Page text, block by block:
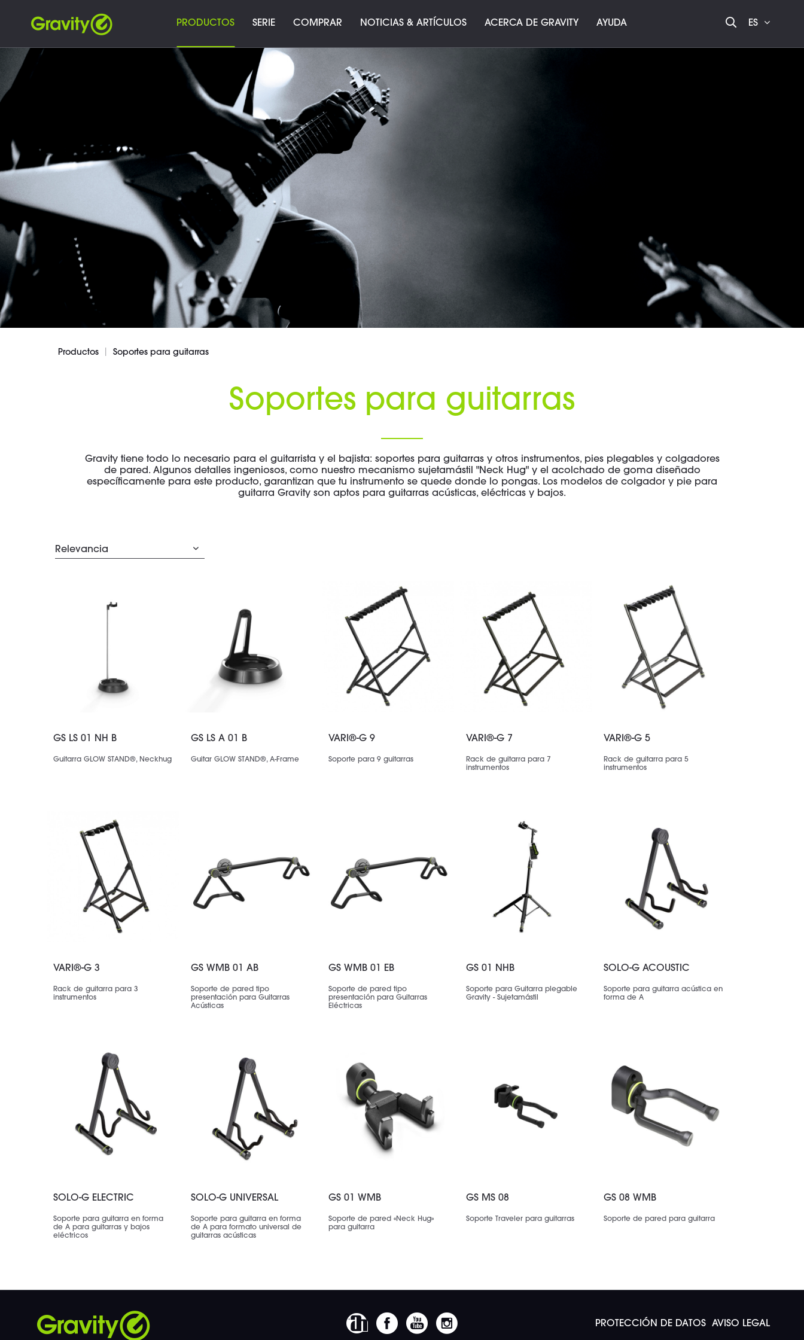
PRODUCTOS SERIE COMPRAR NOTICIAS & ARTÍCULOS ACERCA DE GRAVITY AYUDA ES
Productos Soportes para guitarras
Soportes para guitarras
Gravity tiene todo lo necesario para el guitarrista y el bajista: soportes para guitarras y otros instrumentos, pies plegables y colgadores
de pared. Algunos detalles ingeniosos, como nuestro mecanismo sujetamástil "Neck Hug" y el acolchado de goma diseñado
específicamente para este producto, garantizan que tu instrumento se quede donde lo pongas. Los modelos de colgador y pie para
guitarra Gravity son aptos para guitarras acústicas, eléctricas y bajos.
GS LS 01 NH B
Guitarra GLOW STAND®, Neckhug
GS LS A 01 B
Guitar GLOW STAND®, A-Frame
VARI®-G 9
Soporte para 9 guitarras
VARI®-G 7
Rack de guitarra para 7
instrumentos
VARI®-G 5
Rack de guitarra para 5
instrumentos
VARI®-G 3
Rack de guitarra para 3
instrumentos
GS WMB 01 AB
Soporte de pared tipo
presentación para Guitarras
Acústicas
GS WMB 01 EB
Soporte de pared tipo
presentación para Guitarras
Eléctricas
GS 01 NHB
Soporte para Guitarra plegable
Gravity - Sujetamástil
SOLO-G ACOUSTIC
Soporte para guitarra acústica en
forma de A
SOLO-G ELECTRIC
Soporte para guitarra en forma
de A para guitarras y bajos
eléctricos
SOLO-G UNIVERSAL
Soporte para guitarra en forma
de A para formato universal de
guitarras acústicas
GS 01 WMB
Soporte de pared «Neck Hug»
para guitarra
GS MS 08
Soporte Traveler para guitarras
GS 08 WMB
Soporte de pared para guitarra
PROTECCIÓN DE DATOS AVISO LEGAL